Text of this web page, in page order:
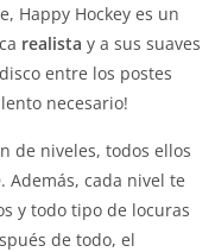
Happy Hockey es un
realista y a sus suaves
entre los postes
necesario!
de niveles, todos ellos
Además, cada nivel te
y todo tipo de locuras
de todo, el